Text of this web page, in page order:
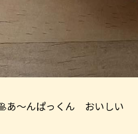
あ〜んぱっくん おいしい